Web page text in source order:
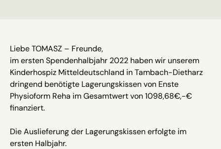
Liebe TOMASZ – Freunde,
im ersten Spendenhalbjahr 2022 haben wir unserem
Kinderhospiz Mitteldeutschland in Tambach-Dietharz
dringend benötigte Lagerungskissen von Enste
Physioform Reha im Gesamtwert von 1098,68€,-€
finanziert.
Die Auslieferung der Lagerungskissen erfolgte im
ersten Halbjahr.